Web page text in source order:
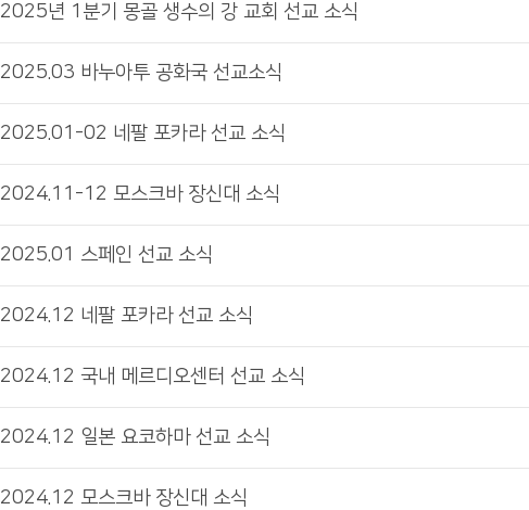
2025년 1분기 몽골 생수의 강 교회 선교 소식
2025.03 바누아투 공화국 선교소식
2025.01-02 네팔 포카라 선교 소식
2024.11-12 모스크바 장신대 소식
2025.01 스페인 선교 소식
2024.12 네팔 포카라 선교 소식
2024.12 국내 메르디오센터 선교 소식
2024.12 일본 요코하마 선교 소식
2024.12 모스크바 장신대 소식